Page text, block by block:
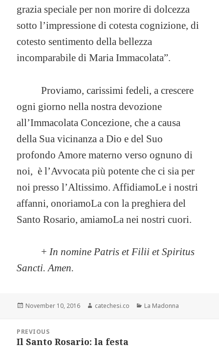
grazia speciale per non morire di dolcezza
sotto l’impressione di cotesta cognizione, di
cotesto sentimento della bellezza
incomparabile di Maria Immacolata”.
Proviamo, carissimi fedeli, a crescere
ogni giorno nella nostra devozione
all’Immacolata Concezione, che a causa
della Sua vicinanza a Dio e del Suo
profondo Amore materno verso ognuno di
noi, è l’Avvocata più potente che ci sia per
noi presso l’Altissimo. AffidiamoLe i nostri
affanni, onoriamoLa con la preghiera del
Santo Rosario, amiamoLa nei nostri cuori.
+ In nomine Patris et Filii et Spiritus
Sancti. Amen.
Posted
November 10, 2016 Author
catechesi.co Categories
La Madonna
Post
navigation
PREVIOUS
Previous
Il Santo Rosario: la festa